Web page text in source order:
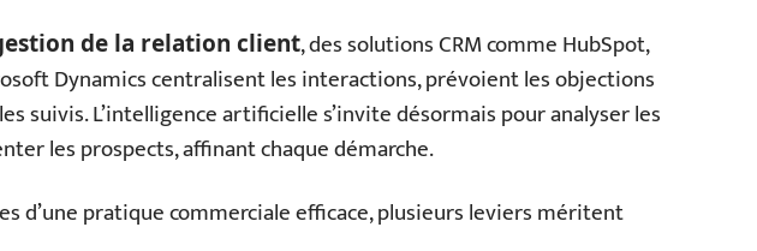
de la relation client, des solutions CRM comme HubSpot,
Dynamics centralisent les interactions, prévoient les objections
suivis. L’intelligence artificielle s’invite désormais pour analyser les
les prospects, affinant chaque démarche.
d’une pratique commerciale efficace, plusieurs leviers méritent